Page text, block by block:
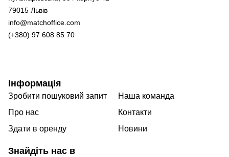
79015 Львів
info@matchoffice.com
(+380) 97 608 85 70
Інформація
Зробити пошуковий запит
Про нас
Здати в оренду
Наша команда
Контакти
Новини
Знайдіть нас в